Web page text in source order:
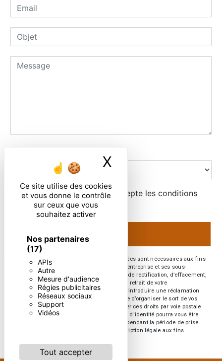
Ce site utilise des cookies
et vous donne le contrôle
sur ceux que vous
souhaitez activer
Nos partenaires
(17)
APIs
Autre
Mesure d'audience
Régies publicitaires
Réseaux sociaux
Support
Vidéos
Tout accepter
X Masquer le
En cochant cette case, j'accepte les conditions
particulières ci-dessous **
** Les données personnelles communiquées sont nécessaires aux fins
de vous contacter. Elles sont destinées à l'entreprise et ses sous-
traitants. Vous disposez de droits d’accès, de rectification, d’effacement,
de portabilité, de limitation, d’opposition, de retrait de votre
consentement à tout moment et du droit d’introduire une réclamation
auprès d’une autorité de contrôle, ainsi que d’organiser le sort de vos
données post-mortem. Vous pouvez exercer ces droits par voie postale
ou par courrier électronique. Un justificatif d'identité pourra vous être
demandé. Nous conservons vos données pendant la période de prise
de contact puis pendant la durée de prescription légale aux fins